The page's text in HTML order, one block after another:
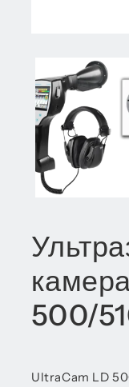
500/
UltraCam LD